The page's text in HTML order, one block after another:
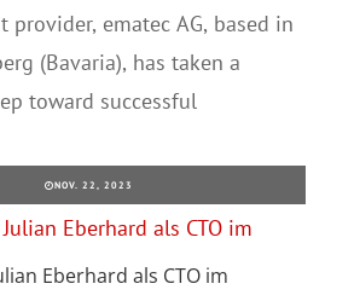
provider, ematec AG, based in
(Bavaria), has taken a
toward successful
NOV. 22, 2023
Eberhard als CTO im